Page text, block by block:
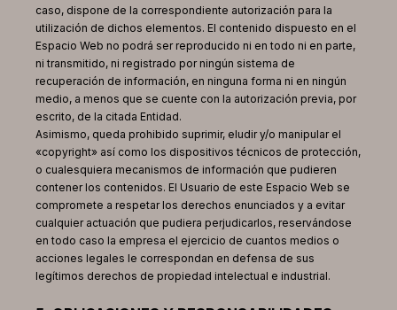
caso, dispone de la correspondiente autorización para la
utilización de dichos elementos. El contenido dispuesto en el
Espacio Web no podrá ser reproducido ni en todo ni en parte,
ni transmitido, ni registrado por ningún sistema de
recuperación de información, en ninguna forma ni en ningún
medio, a menos que se cuente con la autorización previa, por
escrito, de la citada Entidad.
Asimismo, queda prohibido suprimir, eludir y/o manipular el
«copyright» así como los dispositivos técnicos de protección,
o cualesquiera mecanismos de información que pudieren
contener los contenidos. El Usuario de este Espacio Web se
compromete a respetar los derechos enunciados y a evitar
cualquier actuación que pudiera perjudicarlos, reservándose
en todo caso la empresa el ejercicio de cuantos medios o
acciones legales le correspondan en defensa de sus
legítimos derechos de propiedad intelectual e industrial.